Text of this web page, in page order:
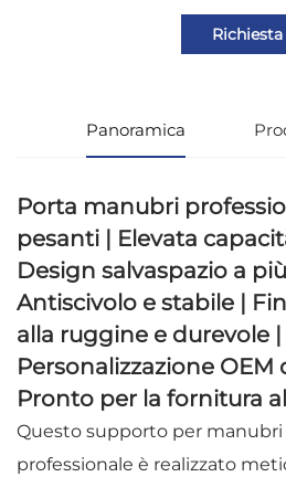
Richiesta
Panoramica
Porta manubri
pesanti | Elevata
Design salvaspazio a più
Antiscivolo e stabile |
alla ruggine e durevole |
Personalizzazione OEM
Pronto per la fornitura
Questo supporto per manubri
professionale è realizzato